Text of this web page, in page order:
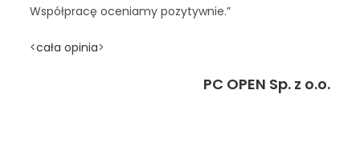
Współpracę oceniamy pozytywnie.”
<cała opinia>
PC OPEN Sp. z o.o.